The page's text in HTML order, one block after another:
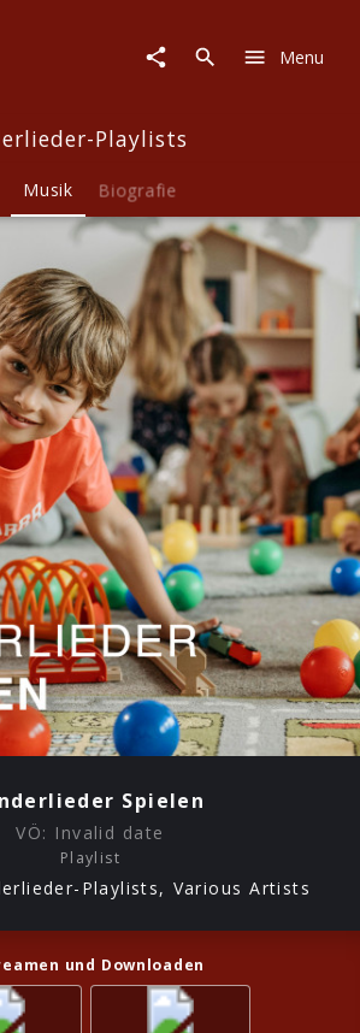
Menu
Playlists
Musik Biografie
Spielen
VÖ: Invalid date
Playlist
Playlists, Various Artists
und Downloaden